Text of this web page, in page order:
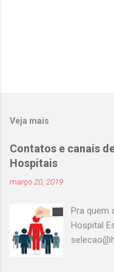
Veja mais
Contatos e canais
Hospitais
março 20, 2019
Pra quem
Hospital
Master